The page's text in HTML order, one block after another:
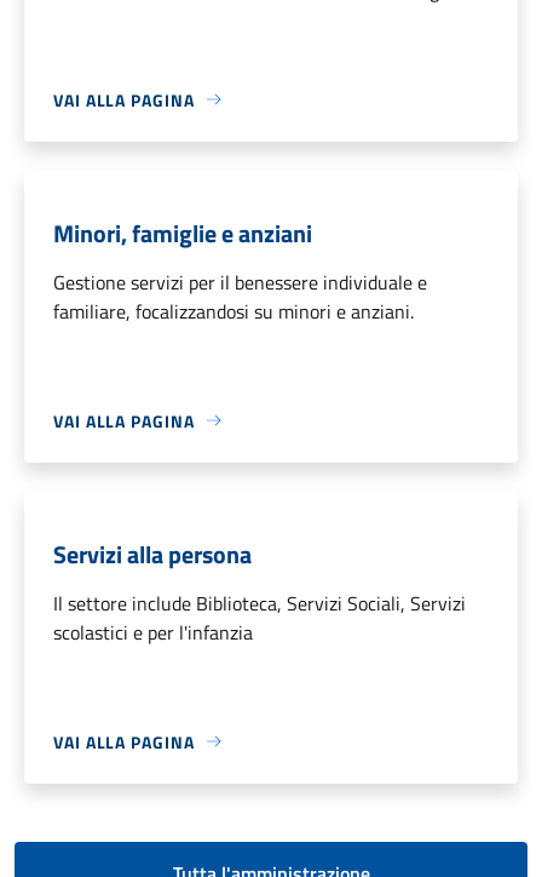
VAI ALLA PAGINA
Minori, famiglie e anziani
Gestione servizi per il benessere individuale e
familiare, focalizzandosi su minori e anziani.
VAI ALLA PAGINA
Servizi alla persona
Il settore include Biblioteca, Servizi Sociali, Servizi
scolastici e per l'infanzia
VAI ALLA PAGINA